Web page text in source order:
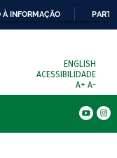
À INFORMAÇÃO
ENGLISH
ACESSIBILIDADE
A+ A-